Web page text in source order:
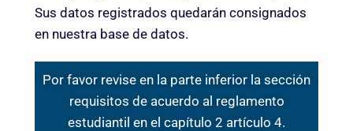
Sus datos registrados quedarán consignados
en nuestra base de datos.
Por favor revise en la parte inferior la sección
requisitos de acuerdo al reglamento
estudiantil en el capítulo 2 artículo 4.